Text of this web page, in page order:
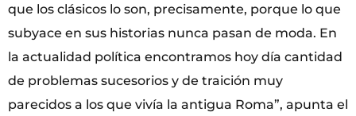
que los clásicos lo son, precisamente, porque lo que
subyace en sus historias nunca pasan de moda. En
la actualidad política encontramos hoy día cantidad
de problemas sucesorios y de traición muy
parecidos a los que vivía la antigua Roma”, apunta el